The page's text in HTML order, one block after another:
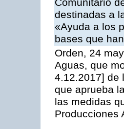
Comunitario
destinadas a
«Ayuda a los
bases que
Orden, 24
Aguas, que
4.12.2017] de
que aprueba
las medidas
Producciones